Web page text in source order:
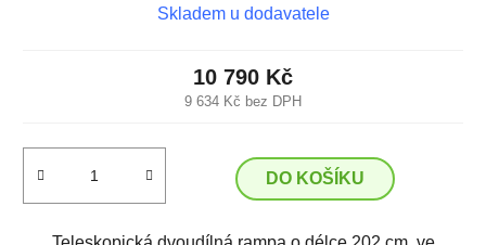
Skladem u dodavatele
9 634 Kč bez DPH
10 790 Kč
DO KOŠÍKU